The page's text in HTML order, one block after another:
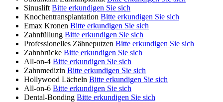
Sinuslift Bitte erkundigen Sie sich
Knochentransplantation Bitte erkundigen Sie sich
Emax Kronen Bitte erkundigen Sie sich
Zahnfüllung Bitte erkundigen Sie sich
Professionelles Zähneputzen Bitte erkundigen Sie sich
Zahnbrücke Bitte erkundigen Sie sich
All-on-4 Bitte erkundigen Sie sich
Zahnmedizin Bitte erkundigen Sie sich
Hollywood Lächeln Bitte erkundigen Sie sich
All-on-6 Bitte erkundigen Sie sich
Dental-Bonding Bitte erkundigen Sie sich